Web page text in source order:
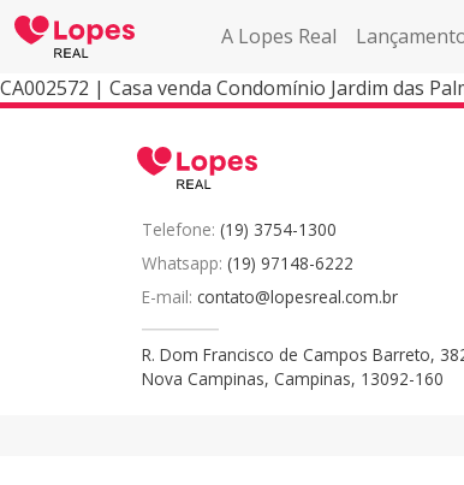
A Lopes Real
CA002572 | Casa venda Condomínio Jardim das
Telefone: (19) 3754-1300
Whatsapp: (19) 97148-6222
E-mail: contato@lopesreal.com.br
R. Dom Francisco de Campos Barreto,
Nova Campinas, Campinas, 13092-160